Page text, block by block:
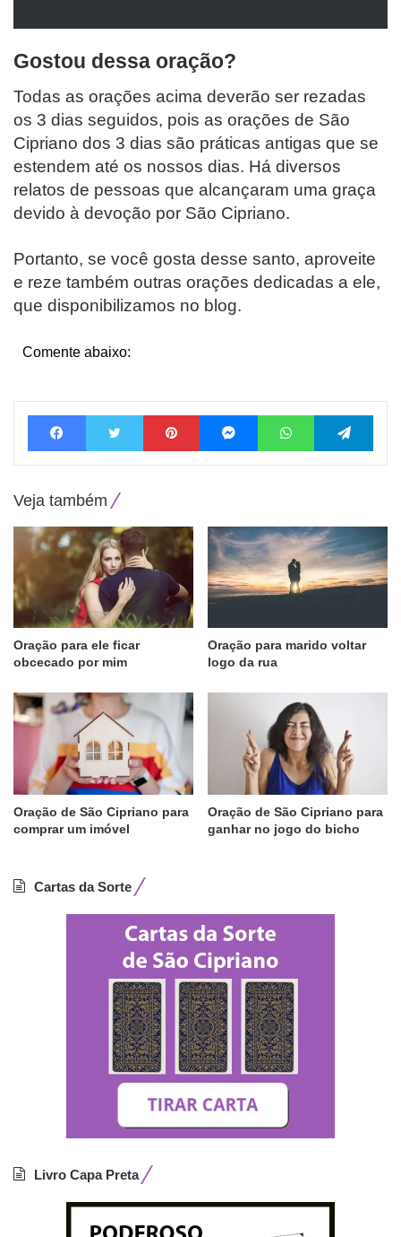
Gostou dessa oração?
Todas as orações acima deverão ser rezadas
os 3 dias seguidos, pois as orações de São
Cipriano dos 3 dias são práticas antigas que se
estendem até os nossos dias. Há diversos
relatos de pessoas que alcançaram uma graça
devido à devoção por São Cipriano.
Portanto, se você gosta desse santo, aproveite
e reze também outras orações dedicadas a ele,
que disponibilizamos no blog.
Comente abaixo:
Facebook Twitter Pinterest MessengerWhatsApp
Veja também
Oração para ele ficar
obcecado por mim
Oração para marido voltar
logo da rua
Oração de São Cipriano para
comprar um imóvel
Oração de São Cipriano para
ganhar no jogo do bicho
Cartas da Sorte
Livro Capa Preta